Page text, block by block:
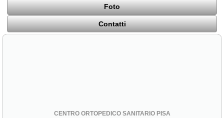
Foto
Contatti
CENTRO ORTOPEDICO SANITARIO PISA